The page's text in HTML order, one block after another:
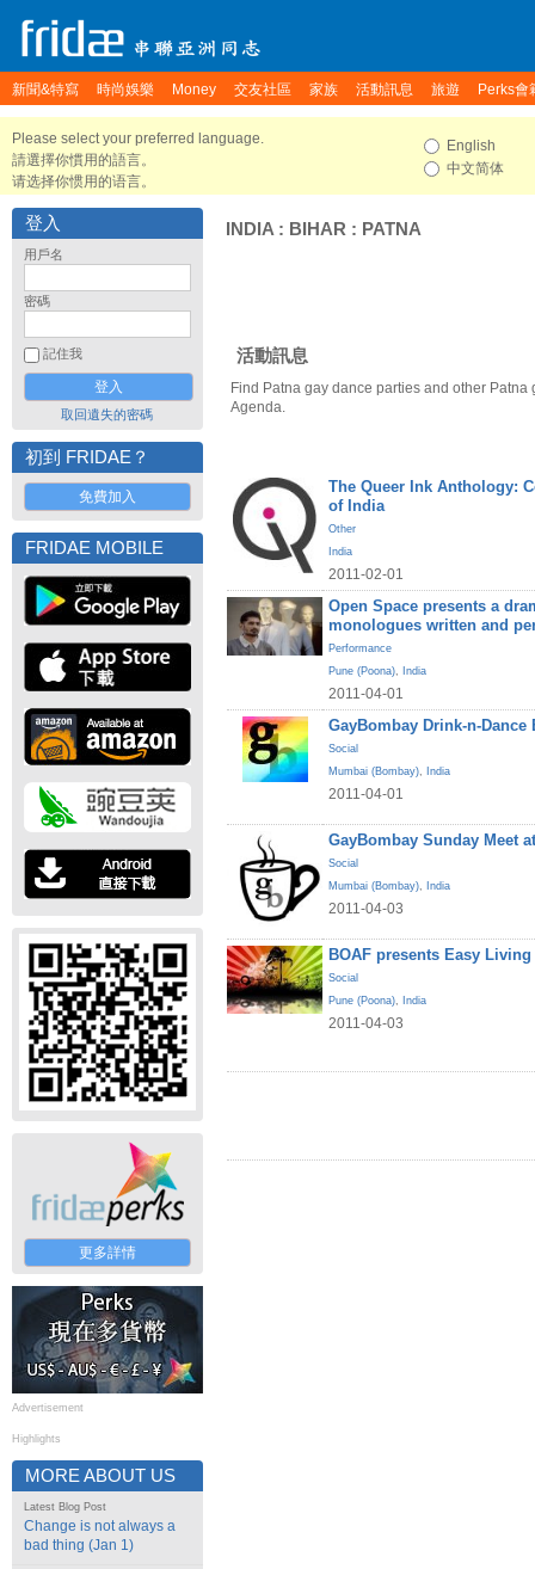
新聞&特寫 時尚娛樂 Money 交友社區 家族 活動訊息 旅遊 Perks會
Please select your preferred language.
請選擇你慣用的語言。
请选择你惯用的语言。
English
中文简体
登入
用戶名
密碼
記住我
取回遺失的密碼
初到 FRIDAE？
免費加入
FRIDAE MOBILE
更多詳情
Advertisement
Highlights
MORE ABOUT US
Latest Blog Post
Change is not always a
bad thing (Jan 1)
INDIA : BIHAR : PATNA
活動訊息
Find Patna gay dance parties and other
Agenda.
The Queer Ink Anthology:
of India
Other
India
2011-02-01
Open Space presents a
monologues written and
Performance
Pune (Poona), India
2011-04-01
GayBombay Drink-n-Dance
Social
Mumbai (Bombay), India
2011-04-01
GayBombay Sunday Meet
Social
Mumbai (Bombay), India
2011-04-03
BOAF presents Easy
Social
Pune (Poona), India
2011-04-03